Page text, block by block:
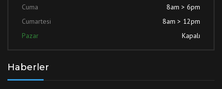
Cuma
8am > 6pm
Cumartesi
8am > 12pm
Pazar
Kapalı
Haberler